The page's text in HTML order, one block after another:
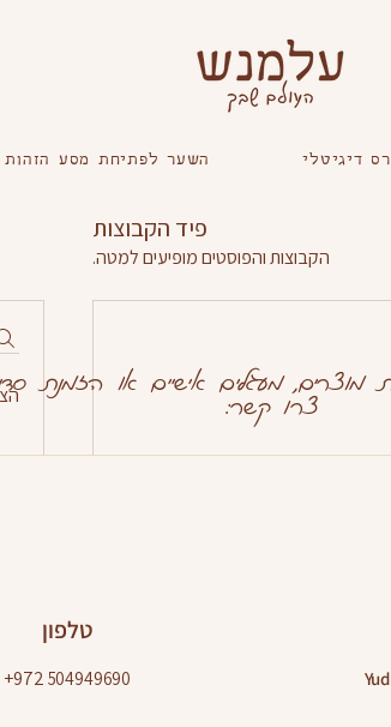
דיגיטלי השער לפתיחת מסע הזהות
פיד הקבוצות
הקבוצות והפוסטים מופיעים למטה.
מוצרים, מעגלים אישיים או הזמנת
צרו קשר:
טלפון
+972 504949690